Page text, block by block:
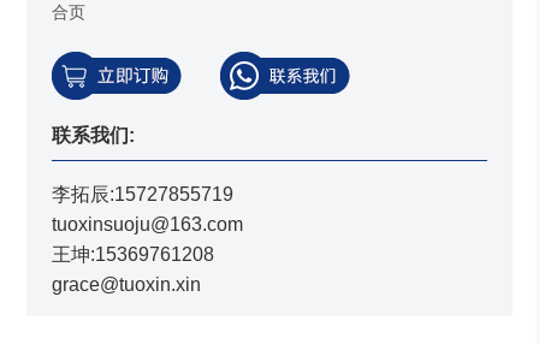
合页
联系我们:
李拓辰:15727855719
tuoxinsuoju@163.com
王坤:15369761208
grace@tuoxin.xin